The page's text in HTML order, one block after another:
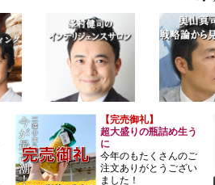
【完売御礼】
超大盛りの瓶詰め生う
に
今年のもたくさんのご
注文ありがとうござい
ました！